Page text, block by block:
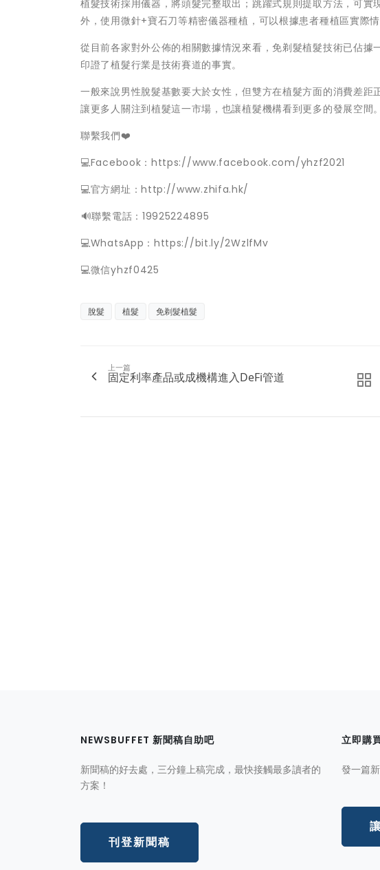
植髮技術採用儀器，將頭髮完整取出；跳躍式規則提取方法，可
外，使用微針+寶石刀等精密儀器種植，可以根據患者種植區實際
從目前各家對外公佈的相關數據情況來看，免剃髮植髮技術已佔
印證了植髮行業是技術賽道的事實。
一般來說男性脫髮基數要大於女性，但雙方在植髮方面的消費差距
讓更多人關注到植髮這一市場，也讓植髮機構看到更多的發展空間。
聯繫我們❤️
💻Facebook：https://www.facebook.com/yhzf2021
💻官方網址：http://www.zhifa.hk/
️🔊聯繫電話：19925224895
💻WhatsApp：https://bit.ly/2WzlfMv
💻微信yhzf0425
脫髮 植髮 免剃髮植髮
上一篇
固定利率產品或成機構進入DeFi管道
NEWSBUFFET 新聞稿自助吧
新聞稿的好去處，三分鐘上稿完成，最快接觸最多讀者的
方案！
刊登新聞稿
立即購
發一篇